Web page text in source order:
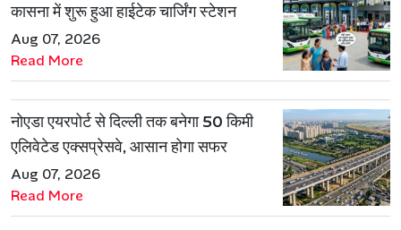
कासना में शुरू हुआ हाईटेक चार्जिंग स्टेशन
Aug 07, 2026
Read More
नोएडा एयरपोर्ट से दिल्ली तक बनेगा 50 किमी
एलिवेटेड एक्सप्रेसवे, आसान होगा सफर
Aug 07, 2026
Read More